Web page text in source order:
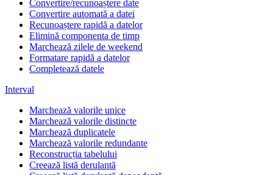
Convertire/recunoaștere date
Convertire automată a datei
Recunoaștere rapidă a datelor
Elimină componenta de timp
Marchează zilele de weekend
Formatare rapidă a datelor
Completează datele
Interval
Marchează valorile unice
Marchează valorile distincte
Marchează duplicatele
Marchează valorile redundante
Reconstrucția tabelului
Creează listă derulantă